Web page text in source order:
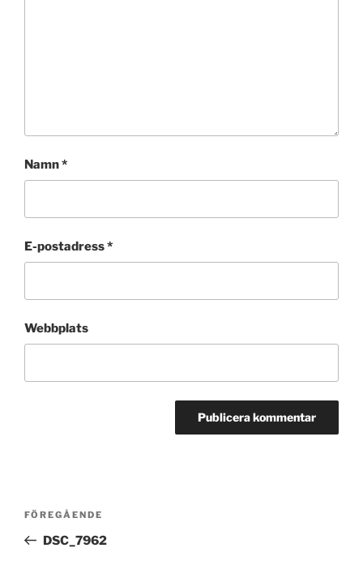
Namn*
E-postadress*
Webbplats
Inläggsnavigering
Föregående
inlägg
FÖREGÅENDE
DSC_7962